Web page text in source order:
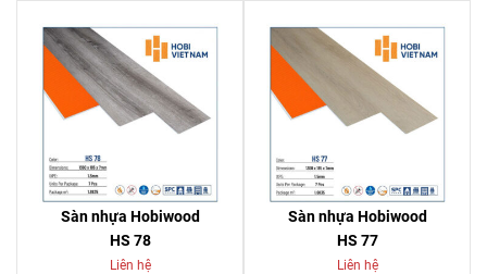
Sàn nhựa Hobiwood
HS 78
Liên hệ
Sàn nhựa Hobiwood
HS 77
Liên hệ